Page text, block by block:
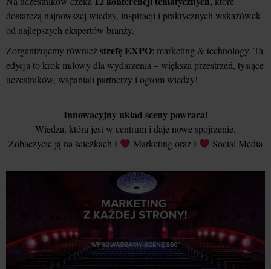
dostarczą najnowszej wiedzy, inspiracji i praktycznych wskazówek
od najlepszych ekspertów branży.
Zorganizujemy równieżstrefę EXPO: marketing & technology. Ta
edycja to krok milowy dla wydarzenia – większa przestrzeń, tysiące
uczestników, wspaniali partnerzy i ogrom wiedzy!
Innowacyjny układ sceny powraca!
Wiedza, która jest w centrum i daje nowe spojrzenie.
Zobaczycie ją na ścieżkach I
Marketing oraz I Social Media